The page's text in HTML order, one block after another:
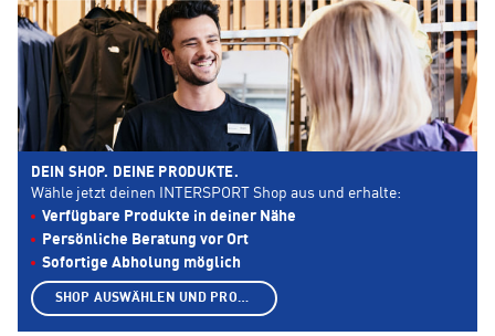
DEIN SHOP. DEINE PRODUKTE.
Wähle jetzt deinen INTERSPORT Shop aus und erhalte:
Verfügbare Produkte in deiner Nähe
Persönliche Beratung vor Ort
Sofortige Abholung möglich
SHOP AUSWÄHLEN UND PRODUKTE ANZEIGEN